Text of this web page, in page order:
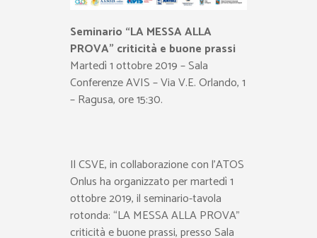
Seminario “LA MESSA ALLA
PROVA” criticità e buone prassi
Martedì 1 ottobre 2019 – Sala
Conferenze AVIS – Via V.E. Orlando, 1
– Ragusa, ore 15:30.
Il CSVE, in collaborazione con l’ATOS
Onlus ha organizzato per martedì 1
ottobre 2019, il seminario-tavola
rotonda: “LA MESSA ALLA PROVA”
criticità e buone prassi, presso Sala